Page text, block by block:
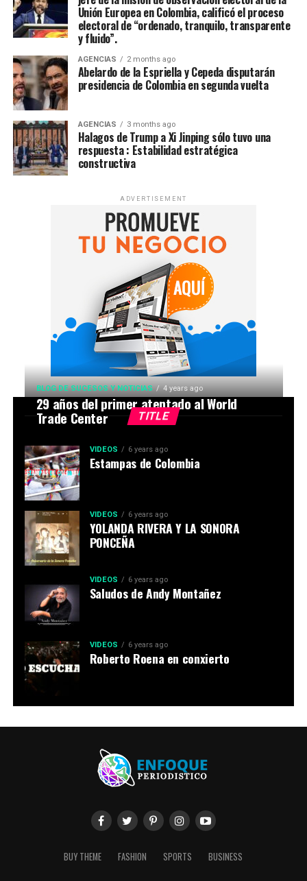
Unión Europea en Colombia, calificó el proceso
electoral de “ordenado, tranquilo, transparente
y fluido”.
AGENCIAS 2 months ago
Abelardo de la Espriella y Cepeda disputarán
presidencia de Colombia en segunda vuelta
AGENCIAS 3 months ago
Halagos de Trump a Xi Jinping sólo tuvo una
respuesta : Estabilidad estratégica
constructiva
ADVERTISEMENT
TITLE
BLOG DE SUCESOS Y NOTICIAS 4 years ago
29 años del primer atentado al World
Trade Center
VIDEOS 6 years ago
Estampas de Colombia
VIDEOS 6 years ago
YOLANDA RIVERA Y LA SONORA
PONCEÑA
VIDEOS 6 years ago
Saludos de Andy Montañez
VIDEOS 6 years ago
Roberto Roena en conxierto
BUY THEME FASHION SPORTS BUSINESS